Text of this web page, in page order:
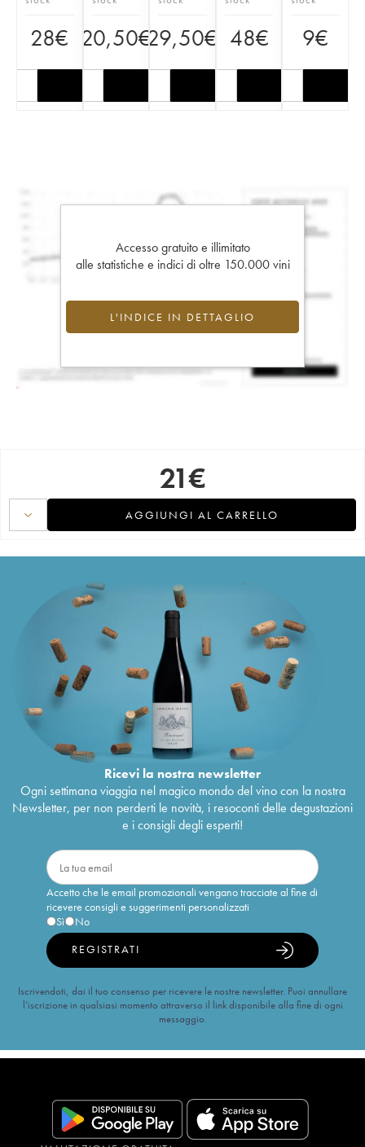
28€ 20,50€29,50€ 48€ 9€
Accesso gratuito e illimitato
alle statistiche e indici di oltre 150.000 vini
L'INDICE IN DETTAGLIO
21€
AGGIUNGI AL CARRELLO
Ricevi la nostra newsletter
Ogni settimana viaggia nel magico mondo del vino con la nostra
Newsletter, per non perderti le novità, i resoconti delle degustazioni
e i consigli degli esperti!
Accetto che le email promozionali vengano tracciate al fine di
ricevere consigli e suggerimenti personalizzati
Sì
No
REGISTRATI
Iscrivendoti, dai il tuo consenso per ricevere le nostre newsletter. Puoi annullare
l’iscrizione in qualsiasi momento attraverso il link disponibile alla fine di ogni
messaggio.